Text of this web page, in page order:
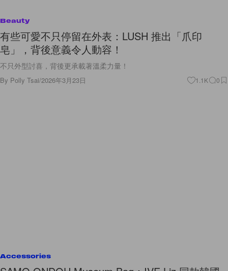
Beauty
有些可愛不只停留在外表：LUSH 推出「爪印
皂」，背後意義令人動容！
不只外型討喜，背後更承載著溫柔力量！
By Polly Tsai/2026年3月23日 1.1K 0
Accessories